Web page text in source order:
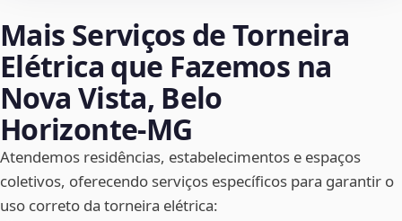
Mais Serviços de Torneira
Elétrica que Fazemos na
Nova Vista, Belo
Horizonte‑MG
Atendemos residências, estabelecimentos e espaços
coletivos, oferecendo serviços específicos para garantir o
uso correto da torneira elétrica: